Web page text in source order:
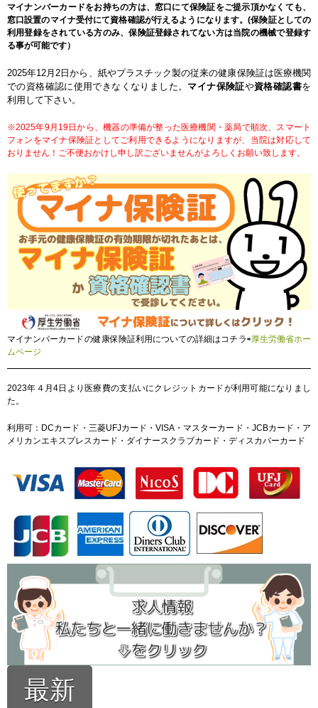
マイナンバーカードをお持ちの方は、窓口にて保険証をご提示頂かなくても、
窓口設置のマイナ受付にて資格確認が行えるようになります。(保険証としての
利用登録をされている方のみ、保険証登録されてない方は当院の機械で登録す
る事が可能です）
2025年12月2日から、紙やプラスチック製の従来の健康保険証は医療機関
での資格確認に使用できなくなりました。 マイナ保険証や資格確認書を
利用して下さい。
※2025年9月19日から、機器の準備が整った医療機関・薬局で順次、スマート
フォンをマイナ保険証としてご利用できるようになりますが、当院は対応して
おりません！ご不便おかけし申し訳ございませんがよろしくお願い致します。
マイナンバーカードの健康保険証利用についての詳細はコチラ⇨厚生労働省ホー
ムページ
2023年４月4日より医療費の支払いにクレジットカードが利用可能になりまし
た。
利用可：DCカード・三菱UFJカード・VISA・マスターカード・JCBカード・ア
メリカンエキスプレスカード・ダイナースクラブカード・ディスカバーカード
最新